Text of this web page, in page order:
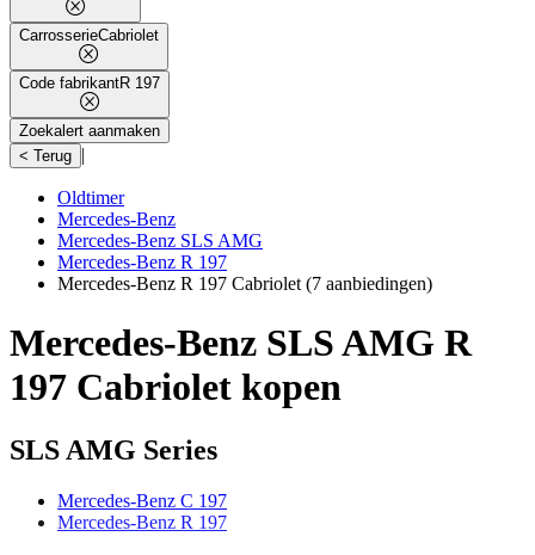
CarrosserieCabriolet
Code fabrikantR 197
Zoekalert aanmaken
< Terug |
Oldtimer
Mercedes-Benz
Mercedes-Benz SLS AMG
Mercedes-Benz R 197
Mercedes-Benz R 197 Cabriolet (7 aanbiedingen)
Mercedes-Benz SLS AMG R
197 Cabriolet kopen
SLS AMG Series
Mercedes-Benz C 197
Mercedes-Benz R 197